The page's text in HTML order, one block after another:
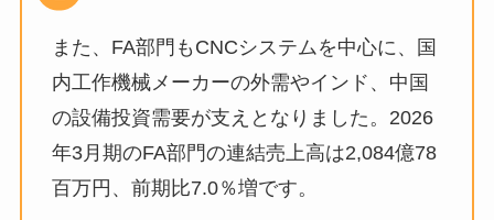
また、FA部門もCNCシステムを中心に、国
内工作機械メーカーの外需やインド、中国
の設備投資需要が支えとなりました。2026
年3月期のFA部門の連結売上高は2,084億78
百万円、前期比7.0％増です。